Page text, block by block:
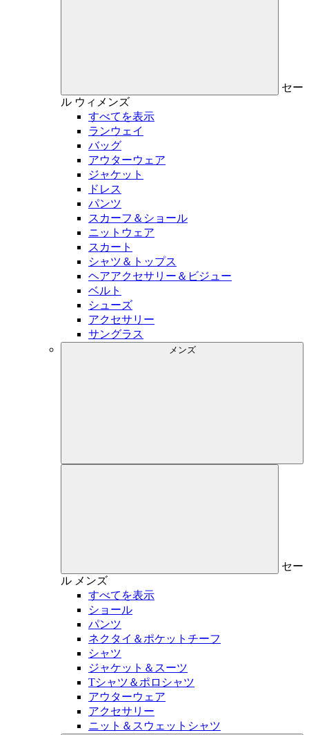
セー
ル ウィメンズ
すべてを表示
ランウェイ
バッグ
アウターウェア
ジャケット
ドレス
パンツ
スカーフ＆ショール
ニットウェア
スカート
シャツ＆トップス
ヘアアクセサリー＆ビジュー
ベルト
シューズ
アクセサリー
サングラス
メンズ
セー
ル メンズ
すべてを表示
ショール
パンツ
ネクタイ＆ポケットチーフ
シャツ
ジャケット＆スーツ
Tシャツ＆ポロシャツ
アウターウェア
アクセサリー
ニット＆スウェットシャツ